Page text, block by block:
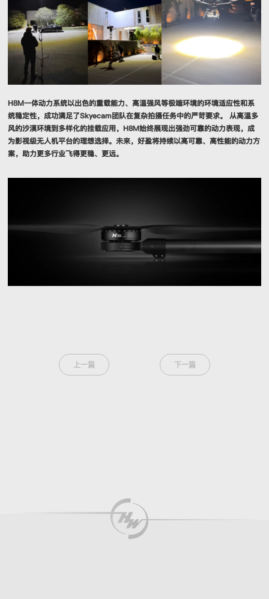
H8M一体动力系统以出色的重载能力、高温强风等极端环境的环境适应性和系
统稳定性，成功满足了Skyecam团队在复杂拍摄任务中的严苛要求。 从高温多
风的沙漠环境到多样化的挂载应用，H8M始终展现出强劲可靠的动力表现，成
为影视级无人机平台的理想选择。未来，好盈将持续以高可靠、高性能的动力方
案，助力更多行业飞得更稳、更远。
上一篇 下一篇